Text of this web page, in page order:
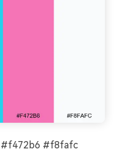
#f472b6 #f8fafc